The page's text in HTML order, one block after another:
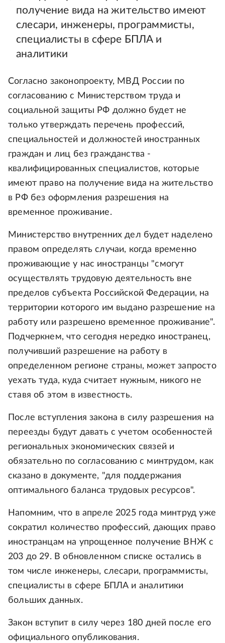
получение вида на жительство имеют
слесари, инженеры, программисты,
специалисты в сфере БПЛА и
аналитики
Согласно законопроекту, МВД России по
согласованию с Министерством труда и
социальной защиты РФ должно будет не
только утверждать перечень профессий,
специальностей и должностей иностранных
граждан и лиц без гражданства -
квалифицированных специалистов, которые
имеют право на получение вида на жительство
в РФ без оформления разрешения на
временное проживание.
Министерство внутренних дел будет наделено
правом определять случаи, когда временно
проживающие у нас иностранцы "смогут
осуществлять трудовую деятельность вне
пределов субъекта Российской Федерации, на
территории которого им выдано разрешение на
работу или разрешено временное проживание".
Подчеркнем, что сегодня нередко иностранец,
получивший разрешение на работу в
определенном регионе страны, может запросто
уехать туда, куда считает нужным, никого не
ставя об этом в известность.
После вступления закона в силу разрешения на
переезды будут давать с учетом особенностей
региональных экономических связей и
обязательно по согласованию с минтрудом, как
сказано в документе, "для поддержания
оптимального баланса трудовых ресурсов".
Напомним, что в апреле 2025 года минтруд уже
сократил количество профессий, дающих право
иностранцам на упрощенное получение ВНЖ с
203 до 29. В обновленном списке остались в
том числе инженеры, слесари, программисты,
специалисты в сфере БПЛА и аналитики
больших данных.
Закон вступит в силу через 180 дней после его
официального опубликования.